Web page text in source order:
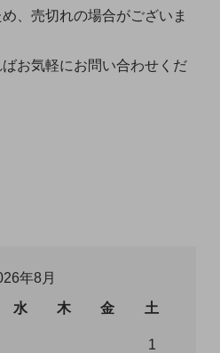
、売切れの場合がございま
お気軽にお問い合わせくだ
年8月
水 木 金 土
1